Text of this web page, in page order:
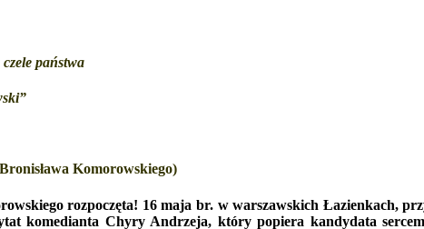
państwa
Komorowskiego)
rozpoczęta! 16 maja br. w warszawskich Łazienkach,
komedianta Chyry Andrzeja, który popiera kandydata